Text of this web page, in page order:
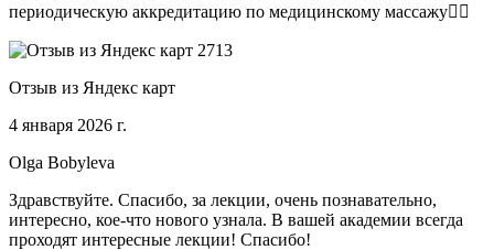
периодическую аккредитацию по медицинскому массажу🧑‍⚕️
Отзыв из Яндекс карт
4 января 2026 г.
Olga Bobyleva
Здравствуйте. Спасибо, за лекции, очень познавательно,
интересно, кое-что нового узнала. В вашей академии всегда
проходят интересные лекции! Спасибо!